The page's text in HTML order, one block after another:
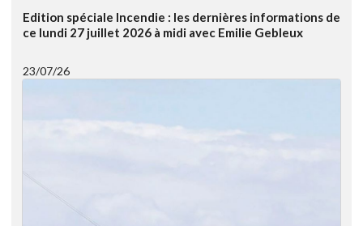
Edition spéciale Incendie : les dernières informations de
ce lundi 27 juillet 2026 à midi avec Emilie Gebleux
23/07/26